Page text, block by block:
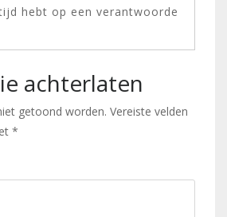
hebt op een verantwoorde
achterlaten
getoond worden. Vereiste velden
*